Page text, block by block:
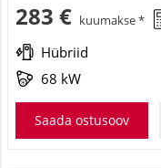
283 € kuumakse *
Hübriid
68 kW
Saada ostusoov